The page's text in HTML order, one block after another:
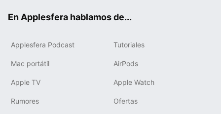
En Applesfera hablamos de...
Applesfera Podcast Tutoriales
Mac portátil AirPods
Apple TV Apple Watch
Rumores Ofertas